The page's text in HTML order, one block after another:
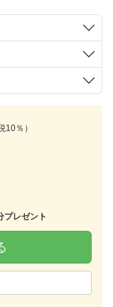
10％）
プレゼント